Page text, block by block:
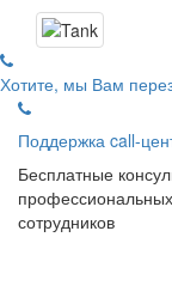
Хотите, мы Вам
Поддержка call-
Бесплатные
профессиональных
сотрудников